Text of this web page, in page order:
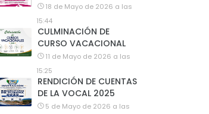
18 de Mayo de 2026 a las
15:44
CULMINACIÓN DE
CURSO VACACIONAL
11 de Mayo de 2026 a las
15:25
RENDICIÓN DE CUENTAS
DE LA VOCAL 2025
5 de Mayo de 2026 a las